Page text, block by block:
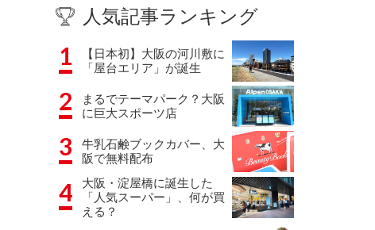
人気記事ランキング
1
【日本初】大阪の河川敷に
「屋台エリア」が誕生
2
まるでテーマパーク？大阪
に巨大スポーツ店
3
牛乳石鹸ブックカバー、大
阪で無料配布
4
大阪・淀屋橋に誕生した
「人気スーパー」、何が買
える？